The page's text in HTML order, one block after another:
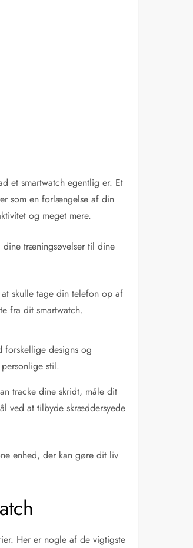
et smartwatch egentlig er. Et
som en forlængelse af din
og meget mere.
træningsøvelser til dine
skulle tage din telefon op af
fra dit smartwatch.
forskellige designs og
stil.
tracke dine skridt, måle dit
ved at tilbyde skræddersyede
enhed, der kan gøre dit liv
Her er nogle af de vigtigste